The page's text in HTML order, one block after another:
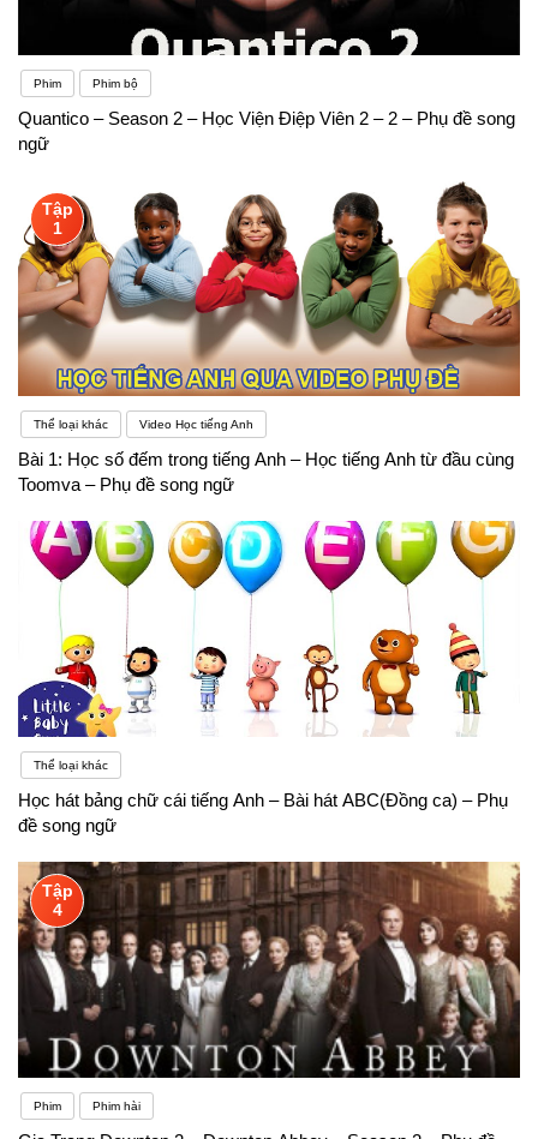
Phim Phim bộ
Quantico – Season 2 – Học Viện Điệp Viên 2 – 2 – Phụ đề song
ngữ
Tập
1
Thể loại khác Video Học tiếng Anh
Bài 1: Học số đếm trong tiếng Anh – Học tiếng Anh từ đầu cùng
Toomva – Phụ đề song ngữ
Thể loại khác
Học hát bảng chữ cái tiếng Anh – Bài hát ABC(Đồng ca) – Phụ
đề song ngữ
Tập
4
Phim Phim hài